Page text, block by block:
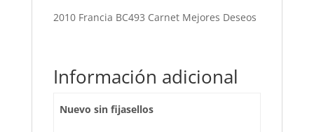
2010 Francia BC493 Carnet Mejores Deseos
Información adicional
Nuevo sin fijasellos